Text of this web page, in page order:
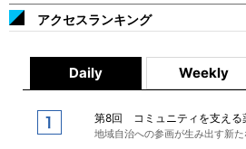
アクセスランキング
Daily Weekly
第8回 コミュニティを支える
地域自治への参画が生み出す新た